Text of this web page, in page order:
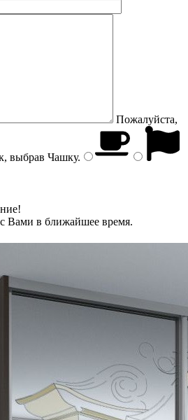
Пожалуйста,
выбрав Чашку.
Вами в ближайшее время.